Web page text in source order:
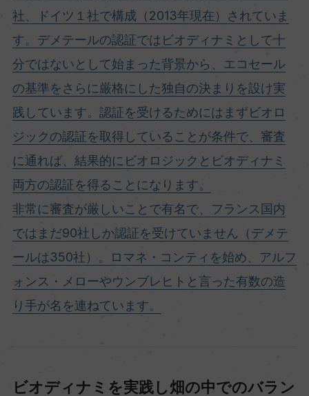
社、ドイツ１社で構成（2013年現在）されていま
す。デメテールの認証ではビオディナミとして十
分ではないとして始まった背景から、エコセール
の基準をさらに厳格にした独自の決まりを設け実
践しています。認証を受けるためにはまずビオロ
ジックの認証を取得していることが条件で、審査
に通れば、結果的にビオロジックとビオディナミ
両方の認証を得ることになります。
非常に審査が厳しいことで有名で、フランス国内
ではまだ90社しか認証を受けていません（デメテ
ールは350社）。ロマネ・コンティを始め、アルフ
ォンス・メローやウンブレヒトと言った有数の造
り手が名を連ねています。
ビオディナミを実践し畑の中でのバラン